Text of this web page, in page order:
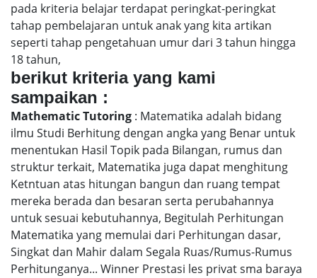
pada kriteria belajar terdapat peringkat-peringkat
tahap pembelajaran untuk anak yang kita artikan
seperti tahap pengetahuan umur dari 3 tahun hingga
18 tahun,
berikut kriteria yang kami
sampaikan :
Mathematic Tutoring : Matematika adalah bidang
ilmu Studi Berhitung dengan angka yang Benar untuk
menentukan Hasil Topik pada Bilangan, rumus dan
struktur terkait, Matematika juga dapat menghitung
Ketntuan atas hitungan bangun dan ruang tempat
mereka berada dan besaran serta perubahannya
untuk sesuai kebutuhannya, Begitulah Perhitungan
Matematika yang memulai dari Perhitungan dasar,
Singkat dan Mahir dalam Segala Ruas/Rumus-Rumus
Perhitunganya... Winner Prestasi les privat sma baraya